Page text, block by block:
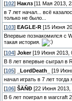
[102] Наклз [11 Мая 2013,
в 7 лет начал... всё
только не было...
[103] EAGLE-R [15 Июня
Впервые познакомился с
такая история.
[104] Jоker[19 Июня 2013,
В 8 лет впервые сыграл в
[105] _LordDeath_
[19
начал играть в 7 лет
[106] ŠÄŇĐ [22 Июня 2013,
В 6 лет поиграл в warcraft